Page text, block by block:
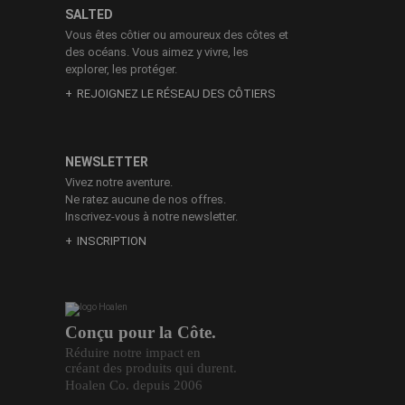
Conçu pour la Côte.
Réduire notre impact en
créant des produits qui durent.
Hoalen Co. depuis 2006
SALTED
Vous êtes côtier ou amoureux des côtes et
des océans. Vous aimez y vivre, les
explorer, les protéger.
REJOIGNEZ LE RÉSEAU DES CÔTIERS
NEWSLETTER
Vivez notre aventure.
Ne ratez aucune de nos offres.
Inscrivez-vous à notre newsletter.
INSCRIPTION